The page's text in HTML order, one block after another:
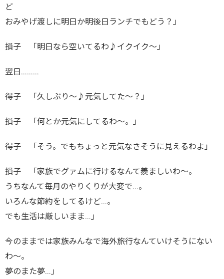
ど
おみやげ渡しに明日か明後日ランチでもどう？」
損子 「明日なら空いてるわ♪イクイク～」
翌日………
得子 「久しぶり～♪元気してた～？」
損子 「何とか元気にしてるわ～。」
得子 「そう。でもちょっと元気なさそうに見えるわよ」
損子 「家族でグァムに行けるなんて羨ましいわ～。
うちなんて毎月のやりくりが大変で…。
いろんな節約をしてるけど…。
でも生活は厳しいまま…」
今のままでは家族みんなで海外旅行なんていけそうにない
わ～。
夢のまた夢…」